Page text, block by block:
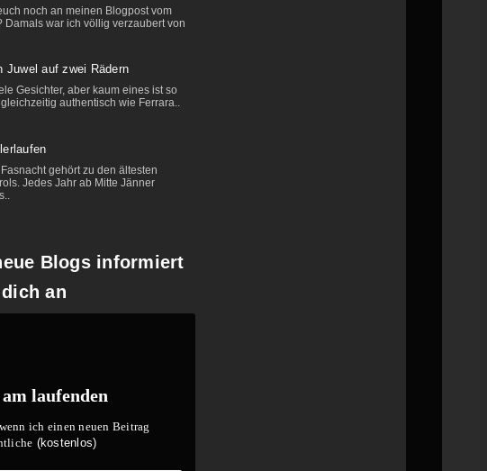
noch an meinen Blogpost vom
Damals war ich völlig verzaubert von
Juwel auf zwei Rädern
Gesichter, aber kaum eines ist so
authentisch wie Ferrara..
gehört zu den ältesten
Jedes Jahr ab Mitte Jänner
Blogs informiert
an
laufenden
ich einen neuen Beitrag
(kostenlos)